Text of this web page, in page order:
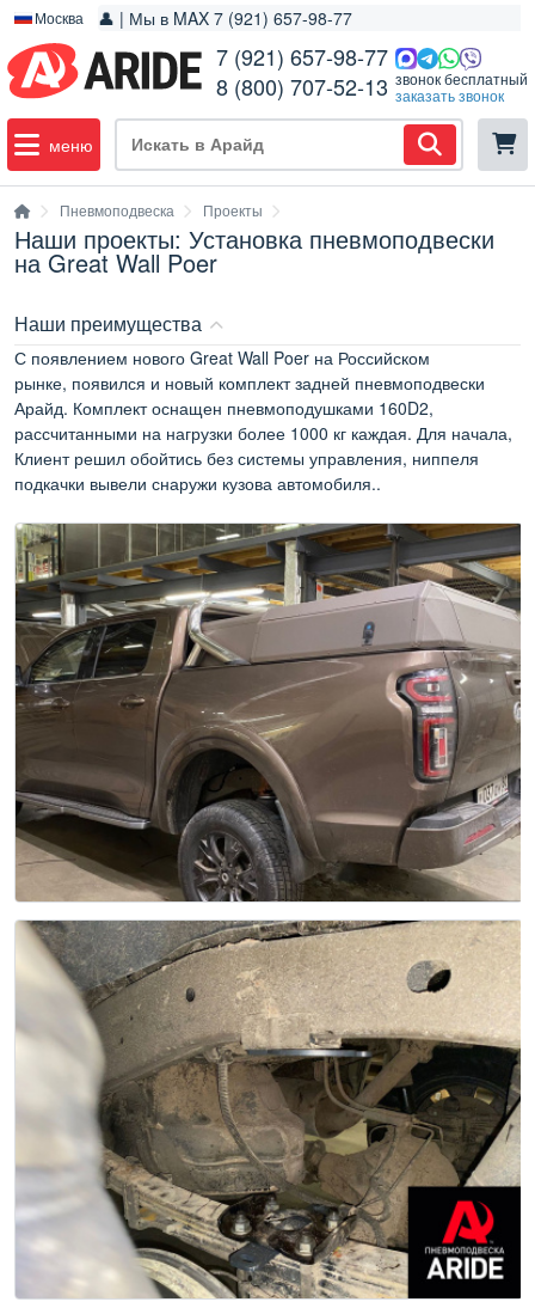
Москва 👤 | Мы в MAX 7 (921) 657-98-77
7 (921) 657-98-77
8 (800) 707-52-13 звонок бесплатный
заказать звонок
меню
Пневмоподвеска Проекты
Наши проекты: Установка пневмоподвески
на Great Wall Poer
Наши преимущества
С появлением нового Great Wall Poer на Российском
рынке, появился и новый комплект задней пневмоподвески
Арайд. Комплект оснащен пневмоподушками 160D2,
рассчитанными на нагрузки более 1000 кг каждая. Для начала,
Клиент решил обойтись без системы управления, ниппеля
подкачки вывели снаружи кузова автомобиля..